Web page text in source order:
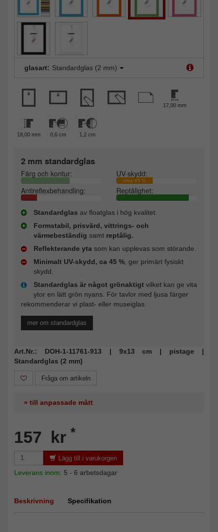
glasart: Standardglas (2 mm)
17,00 mm
18,00 mm 0,6 cm 1,2 cm
2 mm standardglas
Färg och kontur: UV-skydd:
cirka 45 %
Antireflexbehandling: Reptålighet:
Standardglas av floatglas i hög kvalitet.
Formstabil, prisvärd, vittrings- och
värmebeständig samt reptålig.
Reflekterande yta som kan upplevas som störande.
Minimalt UV-skydd, ca 45 % , ger primärt fysiskt
skydd.
Standardglas är något grönaktigt vilket kan ge vita
ytor en lätt grön nyans. För tavlor med ljusa färger
rekommenderar vi plast- eller museiglas.
mer om standardglas
Art.Nr.: DOH-1-11761-913 | 9x13 cm | pistage |
Standardglas (2 mm)
Fråga om artikeln
» till anpassade mått
157 kr *
Lägg till i varukorgen
Leverans inom: 5 - 6 arbetsdagar
Beskrivning Specifikation